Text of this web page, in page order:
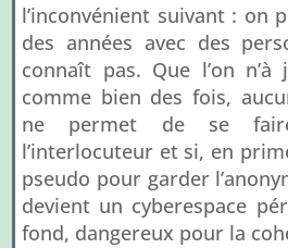
l’inconvénient suivant : on
des années avec des
connaît pas. Que l’on
comme bien des fois,
ne permet de se
l’interlocuteur et si, en
pseudo pour garder
devient un cyberespace
fond, dangereux pour la